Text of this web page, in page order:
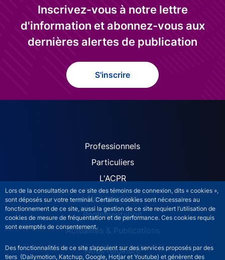
Lors de la consultation de ce site des témoins de connexion, dits « cookies »,
sont déposés sur votre terminal. Certains cookies sont nécessaires au
fonctionnement de ce site, aussi la gestion de ce site requiert l’utilisation de
cookies de mesure de fréquentation et de performance. Ces cookies requis
sont exemptés de consentement.
Des fonctionnalités de ce site s’appuient sur des services proposés par des
tiers (Dailymotion, Katchup, Google, Hotjar et Youtube) et génèrent des
Inscrivez-vous à notre lettre
d'information et abonnez-vous aux
dernières alertes de publication
S'inscrire
ACPR site navigation
Professionnels
Particuliers
L'ACPR
Nos missions
Réglementation
Actualités & Publications
Nous rejoindre